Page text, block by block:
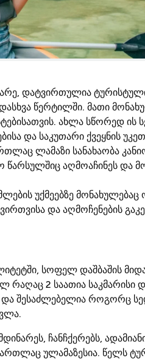
დატვირთულია ტურისტული
წერტილში. მათი
ახლა სწორედ ის
და საკუთარი ქვეყნის
ლამაზი სანახაობა
აღმოაჩინეს და
უქმეებზე მონახულებაც
და აღმოჩენების
სოფელ დაშბაშის
2 საათია საკმარისი
შესაძლებელია როგორც
ჩანჩქერებს,
ულამაზესია. წელს